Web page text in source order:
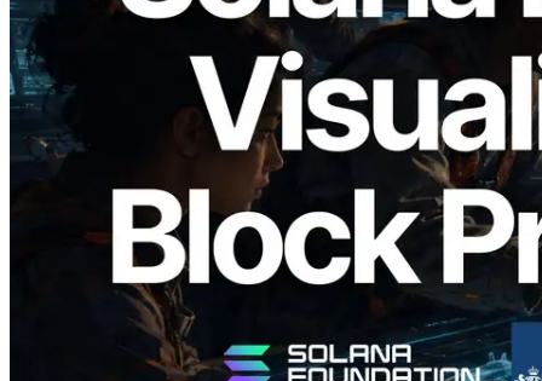
2026.05.24
Validators Solutions lanza el Solana Block
Analyzer — Visualización del tiempo de
producción de bloque por slot y del
Validador asignado
Leer este artículo